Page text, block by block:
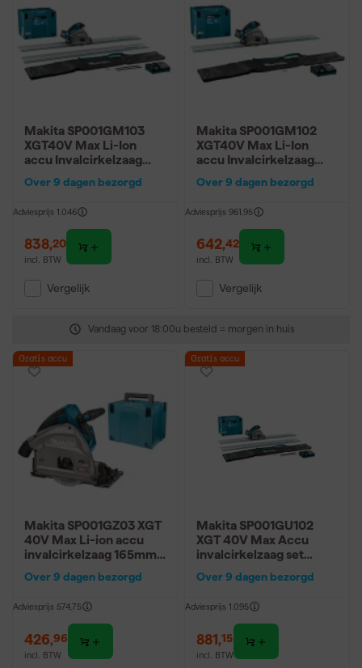
Vandaag voor 18:00u besteld = morgen in huis
Makita SP001GM103
XGT40V Max Li-Ion
accu Invalcirkelzaag
Mbox met AWS zender
165mm
Over 9 dagen bezorgd
Adviesprijs 1.046
838,20
incl. BTW
Vergelijk
Makita SP001GM102
XGT40V Max Li-Ion
accu Invalcirkelzaag
Mbox met AWS zender
165mm
Over 9 dagen bezorgd
Adviesprijs 961,95
642,42
incl. BTW
Vergelijk
Gratis accu
Makita SP001GZ03 XGT
40V Max Li-ion accu
invalcirkelzaag 165mm
AWS zender
Over 9 dagen bezorgd
Adviesprijs 574,75
426,96
incl. BTW
Gratis accu
Makita SP001GU102
XGT 40V Max Accu
invalcirkelzaag set
165mm
Over 9 dagen bezorgd
Adviesprijs 1.095
881,15
incl. BTW